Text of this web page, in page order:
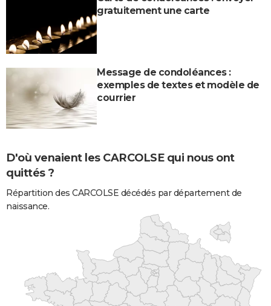
gratuitement une carte
Message de condoléances :
exemples de textes et modèle de
courrier
D'où venaient les CARCOLSE qui nous ont
quittés ?
Répartition des CARCOLSE décédés par département de
naissance.